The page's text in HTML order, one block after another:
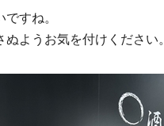
すね。
ようお気を付けください。